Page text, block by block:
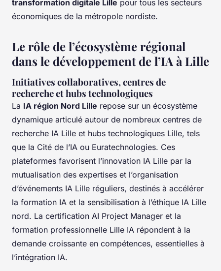
transformation digitale Lille pour tous les secteurs
économiques de la métropole nordiste.
Le rôle de l’écosystème régional
dans le développement de l’IA à Lille
Initiatives collaboratives, centres de
recherche et hubs technologiques
La IA région Nord Lille repose sur un écosystème
dynamique articulé autour de nombreux centres de
recherche IA Lille et hubs technologiques Lille, tels
que la Cité de l’IA ou Euratechnologies. Ces
plateformes favorisent l’innovation IA Lille par la
mutualisation des expertises et l’organisation
d’événements IA Lille réguliers, destinés à accélérer
la formation IA et la sensibilisation à l’éthique IA Lille
nord. La certification AI Project Manager et la
formation professionnelle Lille IA répondent à la
demande croissante en compétences, essentielles à
l’intégration IA.